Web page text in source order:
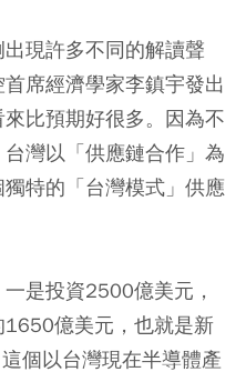
現許多不同的解讀聲
席經濟學家李鎮宇發出
比預期好很多。因為不
灣以「供應鏈合作」為
特的「台灣模式」供應
是投資2500億美元，
億美元，也就是新
個以台灣現在半導體產